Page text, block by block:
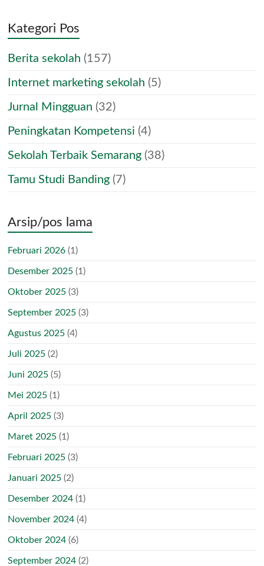
Kategori Pos
Berita sekolah (157)
Internet marketing sekolah (5)
Jurnal Mingguan (32)
Peningkatan Kompetensi (4)
Sekolah Terbaik Semarang (38)
Tamu Studi Banding (7)
Arsip/pos lama
Februari 2026 (1)
Desember 2025 (1)
Oktober 2025 (3)
September 2025 (3)
Agustus 2025 (4)
Juli 2025 (2)
Juni 2025 (5)
Mei 2025 (1)
April 2025 (3)
Maret 2025 (1)
Februari 2025 (3)
Januari 2025 (2)
Desember 2024 (1)
November 2024 (4)
Oktober 2024 (6)
September 2024 (2)